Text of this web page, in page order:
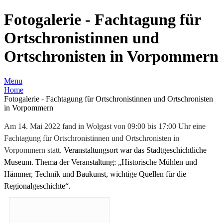
Fotogalerie - Fachtagung für
Ortschronistinnen und
Ortschronisten in Vorpommern
Menu
Home
Fotogalerie - Fachtagung für Ortschronistinnen und Ortschronisten
in Vorpommern
Am 14. Mai 2022 fand in Wolgast von 09:00 bis 17:00 Uhr eine
Fachtagung für Ortschronistinnen und Ortschronisten in
Vorpommern statt. Veranstaltungsort war das Stadtgeschichtliche
Museum. Thema der Veranstaltung: „Historische Mühlen und
Hämmer, Technik und Baukunst, wichtige Quellen für die
Regionalgeschichte“.